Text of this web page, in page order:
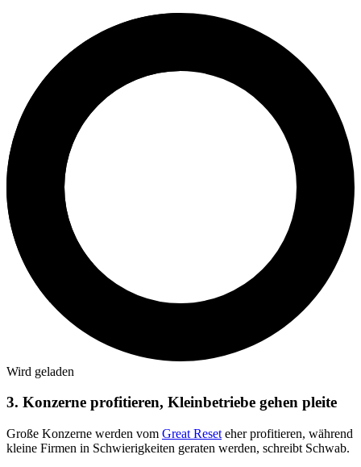
Wird geladen
3. Konzerne profitieren, Kleinbetriebe gehen pleite
Große Konzerne werden vom Great Reset eher profitieren, während
kleine Firmen in Schwierigkeiten geraten werden, schreibt Schwab.